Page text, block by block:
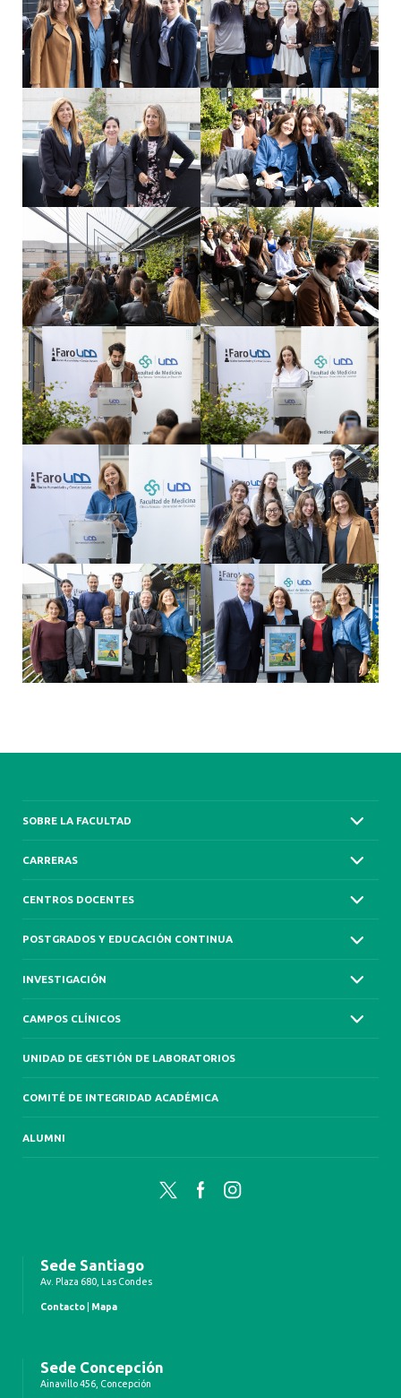
SOBRE LA FACULTAD
CARRERAS
CENTROS DOCENTES
POSTGRADOS Y EDUCACIÓN CONTINUA
INVESTIGACIÓN
CAMPOS CLÍNICOS
UNIDAD DE GESTIÓN DE LABORATORIOS
COMITÉ DE INTEGRIDAD ACADÉMICA
ALUMNI
Twitter FacebookInstagram
Sede Santiago
Av. Plaza 680, Las Condes
Contacto Mapa
Sede Concepción
Ainavillo 456, Concepción